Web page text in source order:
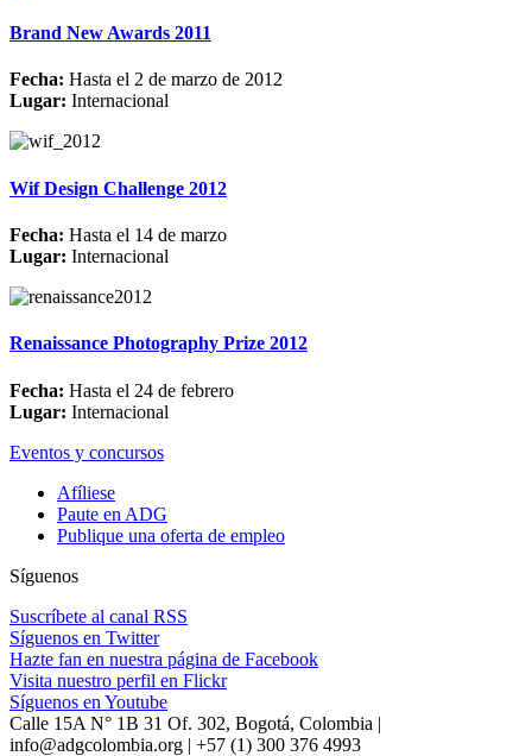
Brand New Awards 2011
Fecha: Hasta el 2 de marzo de 2012
Lugar: Internacional
Wif Design Challenge 2012
Fecha: Hasta el 14 de marzo
Lugar: Internacional
Renaissance Photography Prize 2012
Fecha: Hasta el 24 de febrero
Lugar: Internacional
Eventos y concursos
Afíliese
Paute en ADG
Publique una oferta de empleo
Síguenos
Suscríbete al canal RSS
Síguenos en Twitter
Hazte fan en nuestra página de Facebook
Visita nuestro perfil en Flickr
Síguenos en Youtube
Calle 15A N° 1B 31 Of. 302, Bogotá, Colombia |
info@adgcolombia.org | +57 (1) 300 376 4993